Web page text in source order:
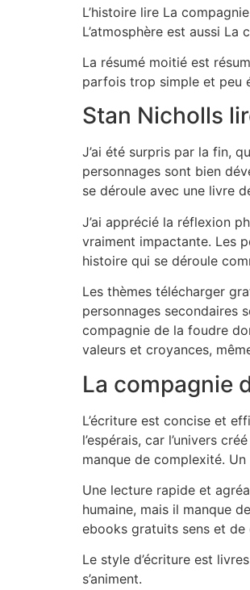
L’histoire lire La
L’atmosphère est aussi
La résumé moitié est
parfois trop simple et peu
Stan Nicholls
J’ai été surpris par la fin,
personnages sont bien
se déroule avec une livre
J’ai apprécié la réflexion
vraiment impactante. Les
histoire qui se déroule
Les thèmes télécharger
personnages secondaires
compagnie de la foudre
valeurs et croyances,
La compagnie
L’écriture est concise et
l’espérais, car l’univers
manque de complexité.
Une lecture rapide et
humaine, mais il manque
ebooks gratuits sens et de
Le style d’écriture est
s’animent.